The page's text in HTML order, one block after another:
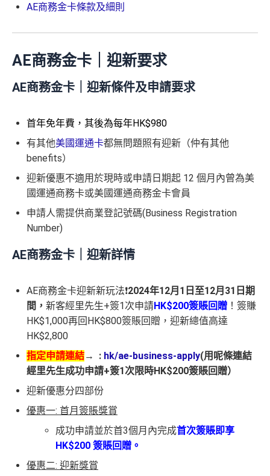
AE商務金卡條款及細則
AE商務金卡｜迎新要求
AE商務金卡｜迎新條件及申請要求
首年免年費，其後為每年HK$980
有其他美國運通卡都無問題照有迎新（仲有其他
benefits）
迎新優惠不適用於現時或申請日期起 12 個月內曾為美
國運通商務卡或美國運通商務金卡會員
申請人需提供商業登記號碼(Business Registration
Number)
AE商務金卡｜迎新詳情
AE商務金卡迎新新玩法❗️2024年12月1日至12月31日期
間 ， 新客經里先生+簽1次申請HK$200簽賬回贈 ！簽賺
HK$1,000再回HK$800簽賬回贈，迎新總值高達
HK$2,800
指定申請連結→ : hk/ae-business-apply(用呢條連結
經里先生成功申請+簽1次限時HK$200簽賬回贈）
迎新優惠分四部份
優惠一: 首月簽賬獎賞
成功申請並於首3個月內完成首次簽賬即享
HK$200 簽賬回贈。
優惠二: 迎新獎賞